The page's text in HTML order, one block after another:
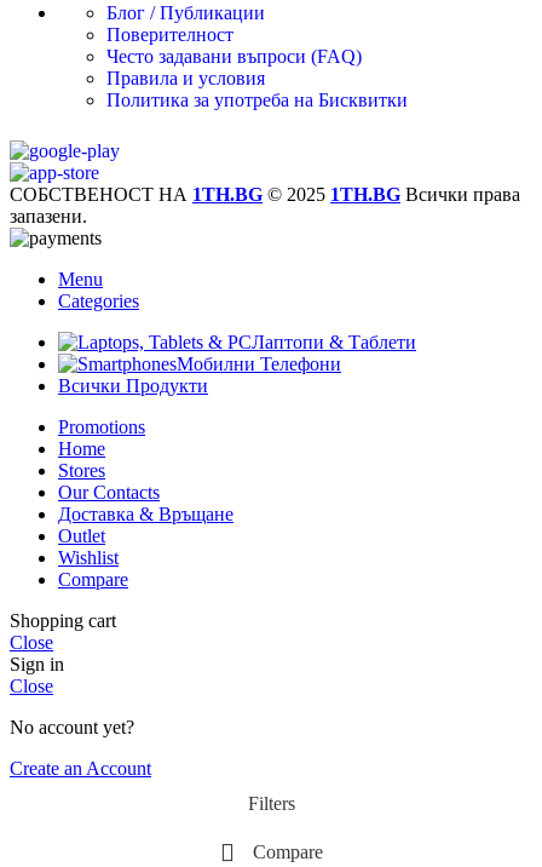
Блог / Публикации
Поверителност
Често задавани въпроси (FAQ)
Правила и условия
Политика за употреба на Бисквитки
СОБСТВЕНОСТ НА 1TH.BG © 2025 1TH.BG Всички права
запазени.
Menu
Categories
Лаптопи & Таблети
Мобилни Телефони
Всички Продукти
Promotions
Home
Stores
Our Contacts
Доставка & Връщане
Outlet
Wishlist
Compare
Shopping cart
Close
Sign in
Close
No account yet?
Create an Account
Filters
Compare